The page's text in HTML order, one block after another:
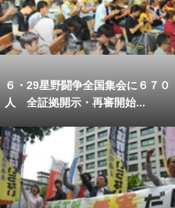
６・29星野闘争全国集会に６７０
人 全証拠開示・再審開始...